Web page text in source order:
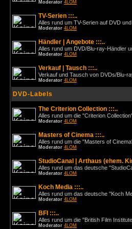
Moderator 4LOM
TV-Serien :::..
Alles rund um TV-Serien auf DVD
Moderator 4LOM
Händler | Angebote :::..
Alles rund um DVD/Blu-ray-Händler
Moderator 4LOM
Verkauf | Tausch :::..
Verkauf und Tausch von DVDs/Blu-
Moderator 4LOM
DVD-Labels
The Criterion Collection :::..
Alles rund um die "Criterion
Moderator 4LOM
Masters of Cinema :::..
Alles rund um die "Masters of
Moderator 4LOM
StudioCanal | Arthaus (ehem.
Alles rund um das deutsche
Moderator 4LOM
Koch Media :::..
Alles rund um das deutsche "Koch
Moderator 4LOM
BFI :::..
Alles rund um die "British Film
Moderator 4LOM